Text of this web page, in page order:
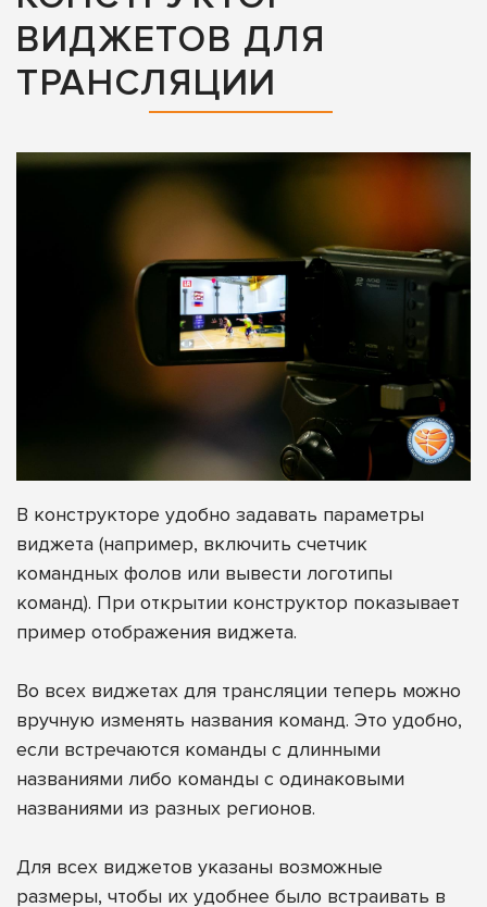
ВИДЖЕТОВ ДЛЯ
ТРАНСЛЯЦИИ
В конструкторе удобно задавать параметры
виджета (например, включить счетчик
командных фолов или вывести логотипы
команд). При открытии конструктор показывает
пример отображения виджета.
Во всех виджетах для трансляции теперь можно
вручную изменять названия команд. Это удобно,
если встречаются команды с длинными
названиями либо команды с одинаковыми
названиями из разных регионов.
Для всех виджетов указаны возможные
размеры, чтобы их удобнее было встраивать в